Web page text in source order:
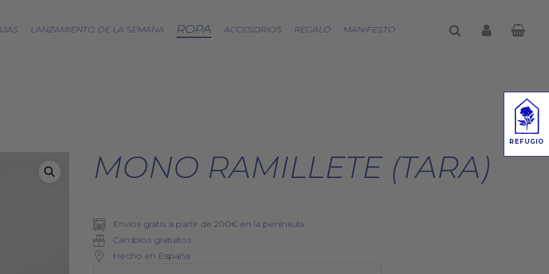
REFUGIO
LANZAMIENTO DE LA SEMANA ROPA
BJÖRK DRESS
PICNIC
ZERO WASTE
ACCESORIOS REGALO MANIFESTO buscaraccount
MONO RAMILLETE (TARA)
Envíos gratis a partir de 200€ en la península
Cambios gratuitos
Hecho en España